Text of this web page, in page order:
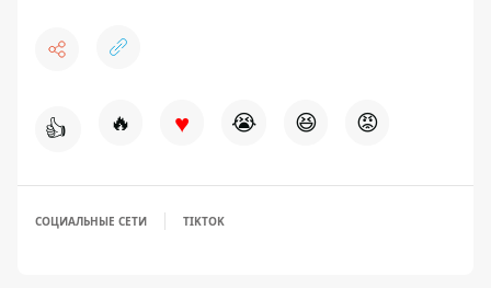
👍 🔥 ♥ 😭 😆 😡
СОЦИАЛЬНЫЕ СЕТИ TIKTOK